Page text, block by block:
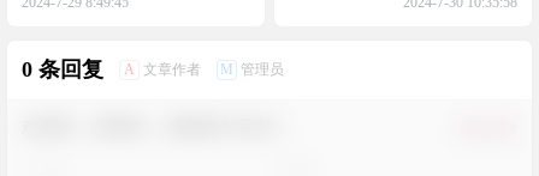
0 条回复 A 文章作者 M 管理员